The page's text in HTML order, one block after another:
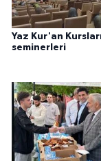
Yaz Kur'an
seminerleri
Konya
Malatya
Manisa